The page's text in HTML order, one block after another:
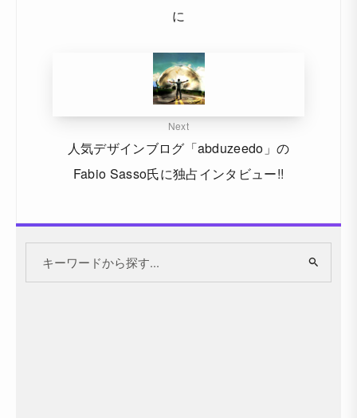
に
Next
人気デザインブログ「abduzeedo」の
Fabio Sasso氏に独占インタビュー!!